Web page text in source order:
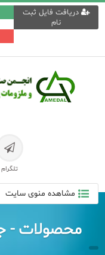
دریافت فایل ثبت
نام
تلگرام
مشاهده منوی سایت
محصولات -